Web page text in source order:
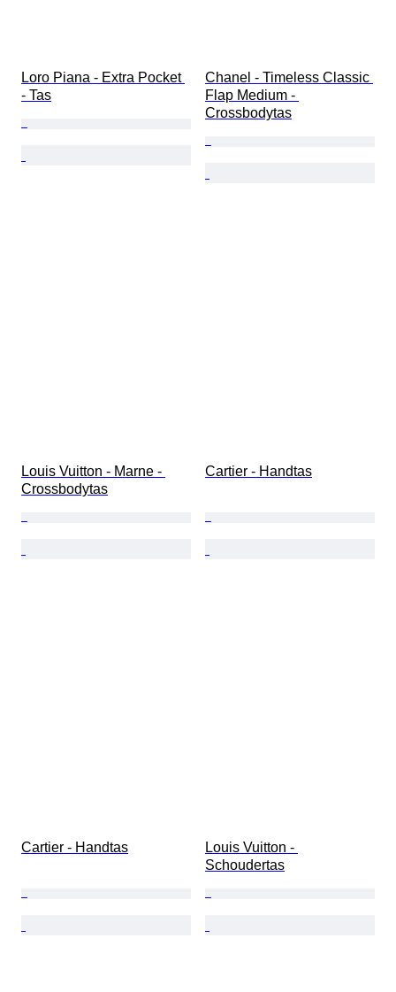
Loro Piana - Extra Pocket
- Tas
Chanel - Timeless Classic
Flap Medium -
Crossbodytas
Louis Vuitton - Marne -
Crossbodytas
Cartier - Handtas
Cartier - Handtas
Louis Vuitton -
Schoudertas